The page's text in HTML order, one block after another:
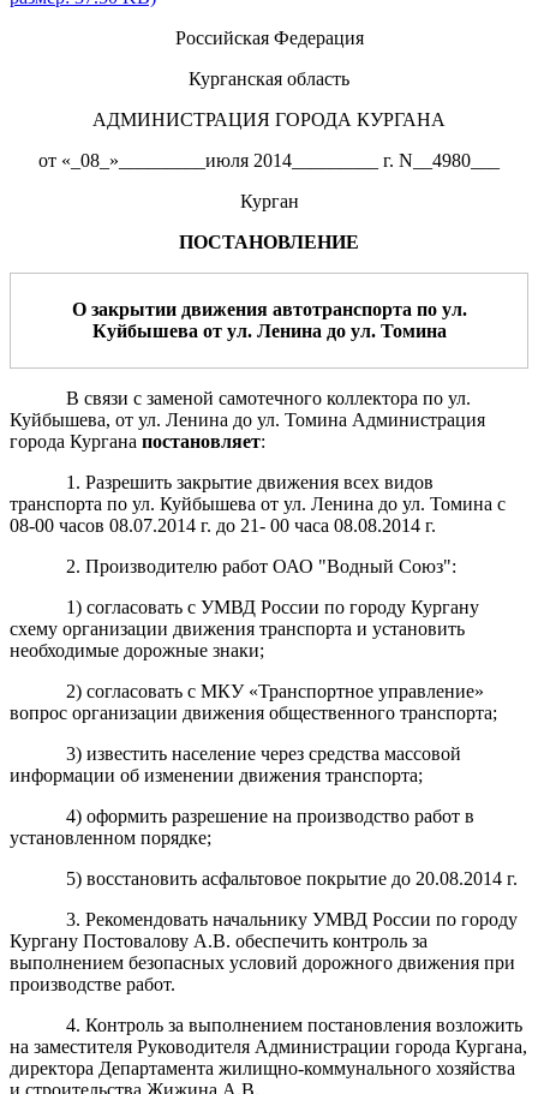
Российская Федерация
Курганская область
АДМИНИСТРАЦИЯ ГОРОДА КУРГАНА
от «_08_»_________июля 2014_________ г. N__4980___
Курган
ПОСТАНОВЛЕНИЕ
О закрытиидвижения автотранспорта по ул.
Куйбышева от ул. Ленина до ул. Томина
В связи с заменой самотечного коллектора по ул.
Куйбышева, от ул. Ленина до ул. Томина Администрация
города Кургана постановляет:
1. Разрешить закрытие движения всех видов
транспорта по ул. Куйбышева от ул. Ленина до ул. Томина с
08-00 часов 08.07.2014 г. до 21- 00 часа 08.08.2014 г.
2. Производителю работ ОАО "Водный Союз":
1) согласовать с УМВД России по городу Кургану
схему организации движения транспорта и установить
необходимые дорожные знаки;
2) согласовать с МКУ «Транспортное управление»
вопрос организации движения общественного транспорта;
3) известить население через средства массовой
информации об изменении движения транспорта;
4) оформить разрешение на производство работ в
установленном порядке;
5) восстановить асфальтовое покрытие до 20.08.2014 г.
3. Рекомендовать начальнику УМВД России по городу
Кургану Постовалову А.В. обеспечить контроль за
выполнением безопасных условий дорожного движения при
производстве работ.
4. Контроль за выполнением постановления возложить
на заместителя Руководителя Администрации города Кургана,
директора Департамента жилищно-коммунального хозяйства
и строительства Жижина А.В.